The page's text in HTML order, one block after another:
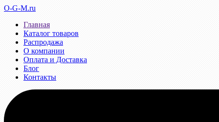
O-G-M.ru
Главная
Каталог товаров
Распродажа
О компании
Оплата и Доставка
Блог
Контакты